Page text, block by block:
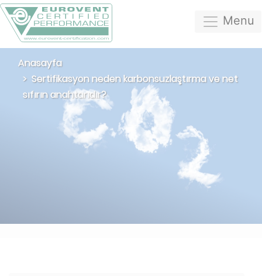
Menu
Anasayfa
Sertifikasyon neden karbonsuzlaştırma ve net
sıfırın anahtarıdır?